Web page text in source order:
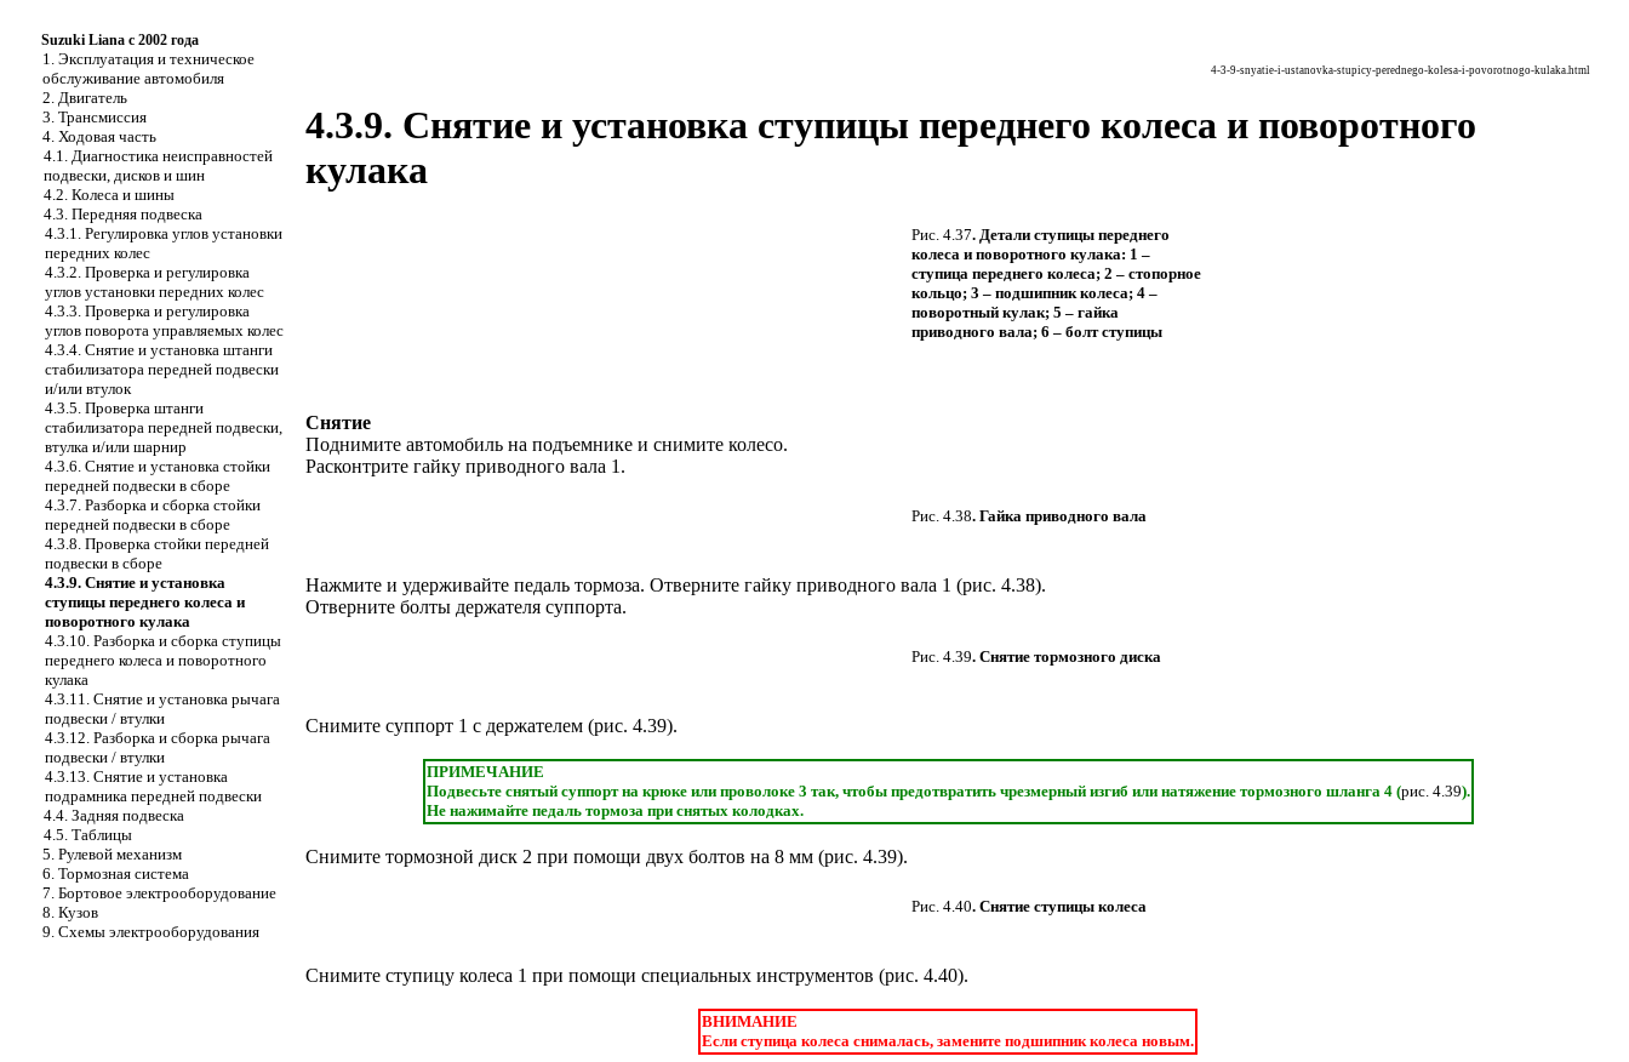
Suzuki Liana с 2002 года
1. Эксплуатация и техническое
обслуживание автомобиля
2. Двигатель
3. Трансмиссия
4. Ходовая часть
4.1. Диагностика неисправностей
подвески, дисков и шин
4.2. Колеса и шины
4.3. Передняя подвеска
4.3.1. Регулировка углов установки
передних колес
4.3.2. Проверка и регулировка
углов установки передних колес
4.3.3. Проверка и регулировка
углов поворота управляемых колес
4.3.4. Снятие и установка штанги
стабилизатора передней подвески
и/или втулок
4.3.5. Проверка штанги
стабилизатора передней подвески,
втулка и/или шарнир
4.3.6. Снятие и установка стойки
передней подвески в сборе
4.3.7. Разборка и сборка стойки
передней подвески в сборе
4.3.8. Проверка стойки передней
подвески в сборе
4.3.9. Снятие и установка
ступицы переднего колеса и
поворотного кулака
4.3.10. Разборка и сборка ступицы
переднего колеса и поворотного
кулака
4.3.11. Снятие и установка рычага
подвески / втулки
4.3.12. Разборка и сборка рычага
подвески / втулки
4.3.13. Снятие и установка
подрамника передней подвески
4.4. Задняя подвеска
4.5. Таблицы
5. Рулевой механизм
6. Тормозная система
7. Бортовое электрооборудование
8. Кузов
9. Схемы электрооборудования
4-3-9-snyatie-i-ustanovka-stupicy-perednego-kolesa-i-povorotnogo-kulaka.html
4.3.9. Снятие и установка ступицы переднего колеса и поворотного
кулака
Рис. 4.37. Детали ступицы переднего
колеса и поворотного кулака: 1 –
ступица переднего колеса; 2 – стопорное
кольцо; 3 – подшипник колеса; 4 –
поворотный кулак; 5 – гайка
приводного вала; 6 – болт ступицы
Снятие
Поднимите автомобиль на подъемнике и снимите колесо.
Расконтрите гайку приводного вала 1.
Рис. 4.38. Гайка приводного вала
Нажмите и удерживайте педаль тормоза. Отверните гайку приводного вала 1 (рис. 4.38).
Отверните болты держателя суппорта.
Рис. 4.39. Снятие тормозного диска
Снимите суппорт 1 с держателем (рис. 4.39).
ПРИМЕЧАНИЕ
Подвесьте снятый суппорт на крюке или проволоке 3 так, чтобы предотвратить чрезмерный изгиб или натяжение тормозного шланга 4 (рис. 4.39).
Не нажимайте педаль тормоза при снятых колодках.
Снимите тормозной диск 2 при помощи двух болтов на 8 мм (рис. 4.39).
Рис. 4.40. Снятие ступицы колеса
Снимите ступицу колеса 1 при помощи специальных инструментов (рис. 4.40).
ВНИМАНИЕ
Если ступица колеса снималась, замените подшипник колеса новым.